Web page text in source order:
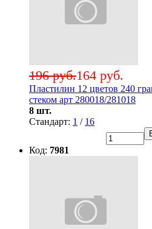
164 руб.
196 руб.
Пластилин 12 цветов 240
стеком арт 280018/281018
8 шт.
Стандарт: 1 / 16
Код: 7981